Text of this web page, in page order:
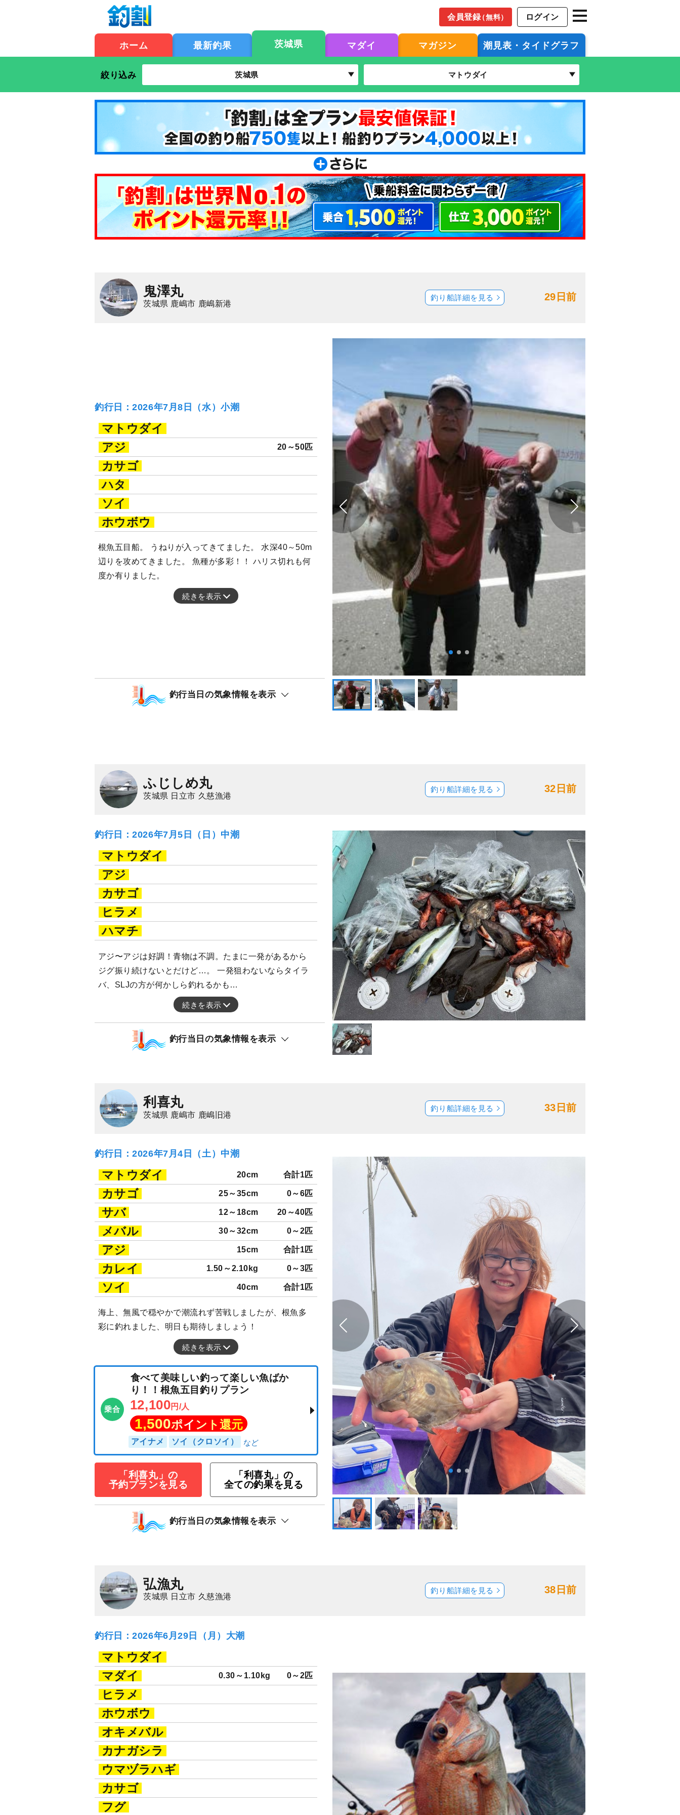
会員登録（無料） ログイン
ホーム 最新釣果 茨城県 マダイ マガジン 潮見表・タイドグラフ
絞り込み 茨城県 マトウダイ
鬼澤丸
茨城県 鹿嶋市 鹿嶋新港
29日前
釣り船詳細を見る
釣行日：2026年7月8日（水）小潮
マトウダイ
アジ
20～50匹
カサゴ
ハタ
ソイ
ホウボウ
根魚五目船。 うねりが入ってきてました。 水深40～50m
辺りを攻めてきました。 魚種が多彩！！ ハリス切れも何
度か有りました。
続きを表示
釣行当日の気象情報を表示
ふじしめ丸
茨城県 日立市 久慈漁港
32日前
釣り船詳細を見る
釣行日：2026年7月5日（日）中潮
マトウダイ
アジ
カサゴ
ヒラメ
ハマチ
アジ〜アジは好調！青物は不調。たまに一発があるから
ジグ振り続けないとだけど…。 一発狙わないならタイラ
バ、SLJの方が何かしら釣れるかも…
続きを表示
釣行当日の気象情報を表示
利喜丸
茨城県 鹿嶋市 鹿嶋旧港
33日前
釣り船詳細を見る
釣行日：2026年7月4日（土）中潮
マトウダイ 20cm 合計1匹
カサゴ 25～35cm 0～6匹
サバ 12～18cm 20～40匹
メバル 30～32cm 0～2匹
アジ 15cm 合計1匹
カレイ 1.50～2.10kg 0～3匹
ソイ 40cm 合計1匹
海上、無風で穏やかで潮流れず苦戦しましたが、根魚多
彩に釣れました、明日も期待しましょう！
続きを表示
食べて美味しい釣って楽しい魚ばか
り！！根魚五目釣りプラン
12,100
「利喜丸」の
予約プランを見る
「利喜丸」の
全ての釣果を見る
釣行当日の気象情報を表示
弘漁丸
茨城県 日立市 久慈漁港
38日前
釣り船詳細を見る
釣行日：2026年6月29日（月）大潮
マトウダイ
マダイ
0.30～1.10kg 0～2匹
ヒラメ
ホウボウ
オキメバル
カナガシラ
ウマヅラハギ
カサゴ
フグ